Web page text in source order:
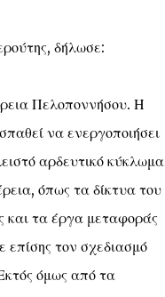
δήλωσε:
Πελοποννήσου. Η
να ενεργοποιήσει
αρδευτικό κύκλωμα
όπως τα δίκτυα του
και τα έργα μεταφοράς
τον σχεδιασμό
όμως από τα